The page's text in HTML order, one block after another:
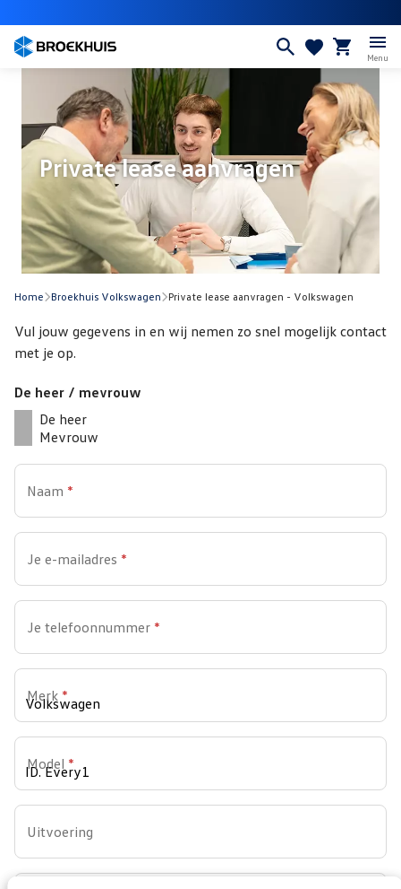
naar
Menu
Private lease aanvragen
Home Broekhuis Volkswagen Private lease aanvragen - Volkswagen
Vul jouw gegevens in en wij nemen zo snel mogelijk contact
met je op.
De heer / mevrouw
De heer
Mevrouw
Naam *
Je e-mailadres *
Je telefoonnummer *
Merk *
Model *
Uitvoering